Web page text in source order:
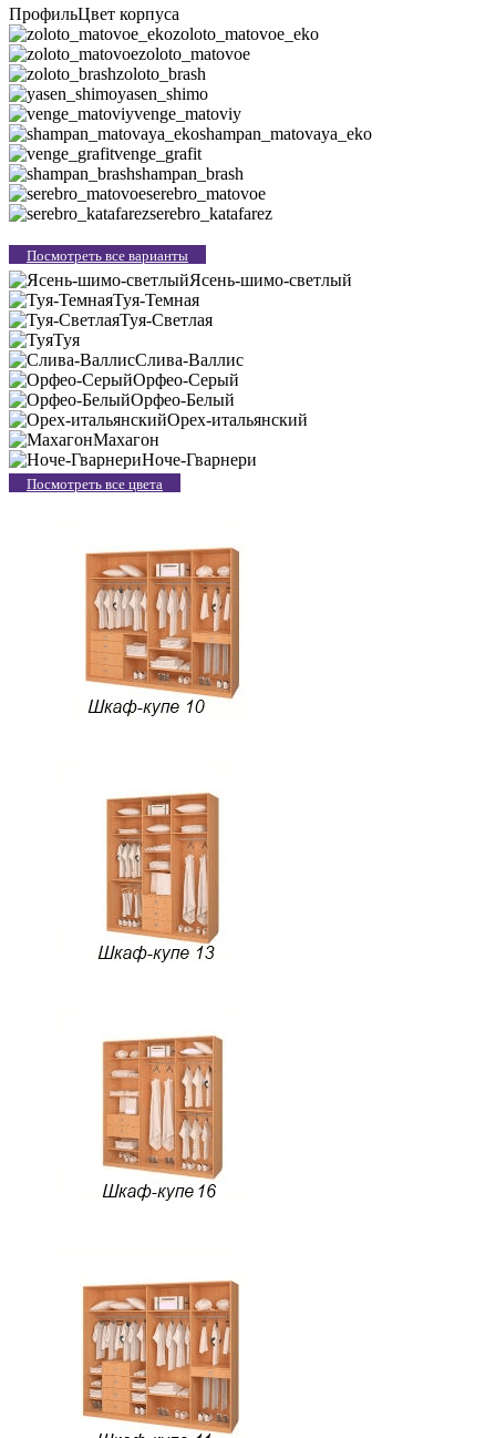
ПрофильЦвет корпуса
zoloto_matovoe_eko
zoloto_matovoe
zoloto_brash
yasen_shimo
venge_matoviy
shampan_matovaya_eko
venge_grafit
shampan_brash
serebro_matovoe
serebro_katafarez
Посмотреть все варианты
Ясень-шимо-светлый
Туя-Темная
Туя-Светлая
Туя
Слива-Валлис
Орфео-Серый
Орфео-Белый
Орех-итальянский
Махагон
Ноче-Гварнери
Посмотреть все цвета